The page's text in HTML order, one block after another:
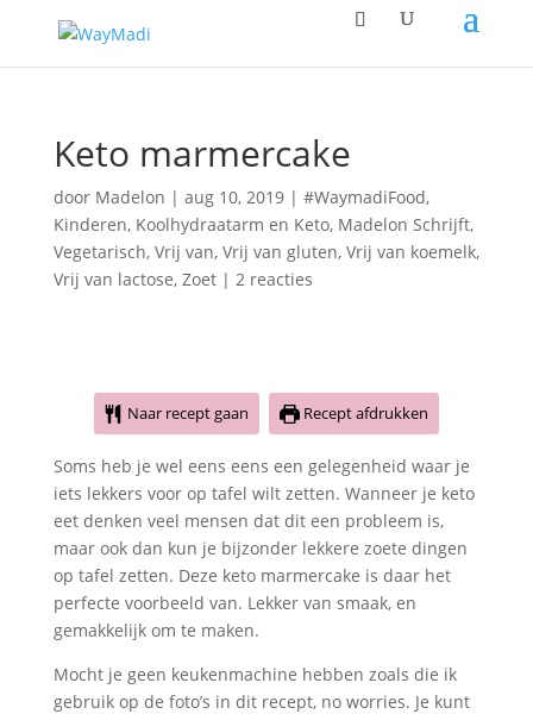
Keto marmercake
door Madelon | aug 10, 2019| #WaymadiFood,
Kinderen, Koolhydraatarm en Keto, Madelon Schrijft,
Vegetarisch, Vrij van, Vrij van gluten, Vrij van koemelk,
Vrij van lactose, Zoet| 2 reacties
Naar recept gaan Recept afdrukken
Soms heb je wel eens eens een gelegenheid waar je
iets lekkers voor op tafel wilt zetten. Wanneer je keto
eet denken veel mensen dat dit een probleem is,
maar ook dan kun je bijzonder lekkere zoete dingen
op tafel zetten. Deze keto marmercake is daar het
perfecte voorbeeld van. Lekker van smaak, en
gemakkelijk om te maken.
Mocht je geen keukenmachine hebben zoals die ik
gebruik op de foto’s in dit recept, no worries. Je kunt